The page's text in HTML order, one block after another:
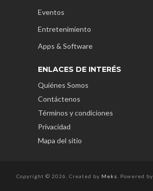
Eventos
Entretenimiento
Apps & Software
ENLACES DE INTERÉS
Quiénes Somos
Contáctenos
Términos y condiciones
Privacidad
Mapa del sitio
Copyright © 2026. Created by Meks . Powered by